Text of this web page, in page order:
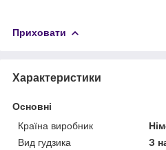
Приховати
Характеристики
Основні
Країна виробник
Вид гудзика
З